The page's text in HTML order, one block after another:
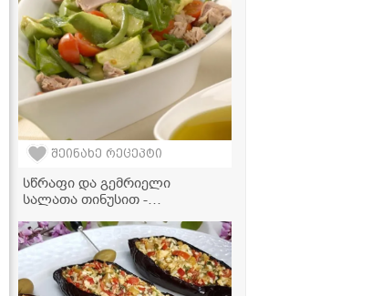
შეინახე რეცეპტი
სწრაფი და გემრიელი
სალათა თინუსით -
მსუბუქი გინდა!